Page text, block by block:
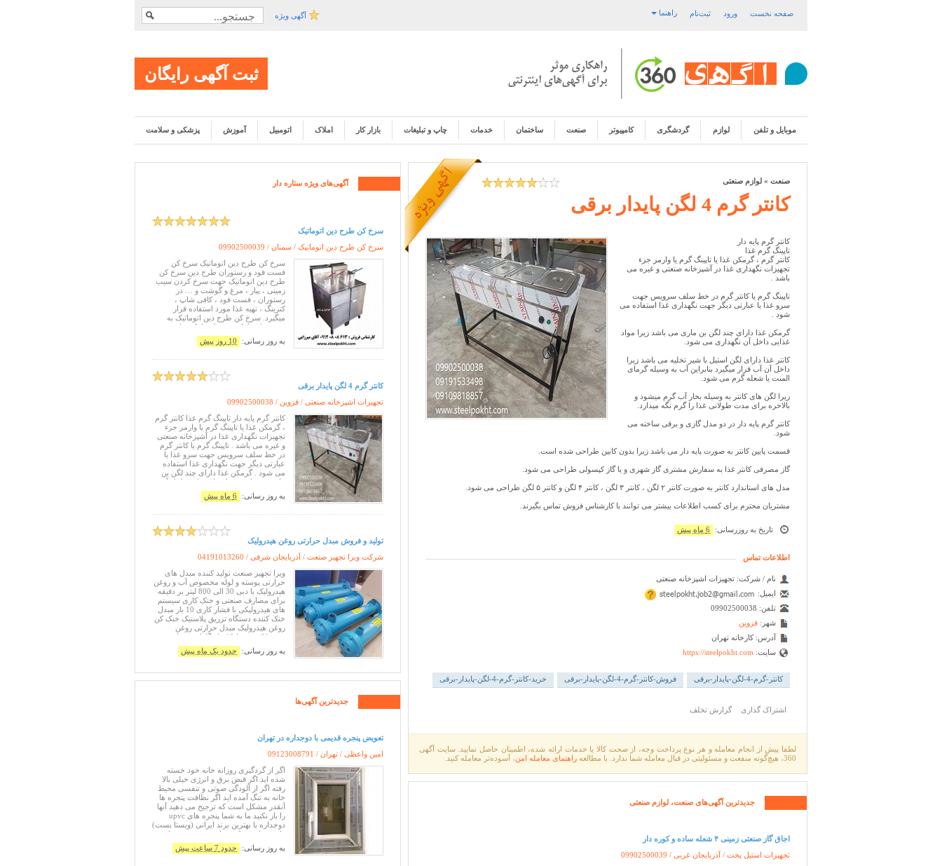
صفحه نخست ورود ثبت‌نام راهنما آگهی ویژه
ثبت آگهی رایگان
پزشکی و سلامت آموزش اتومبیل املاک بازار کار چاپ و تبلیغات خدمات ساختمان صنعت کامپیوتر گردشگری لوازم موبایل و تلفن
صنعت » لوازم صنعتی
کانتر گرم 4 لگن پایدار برقی
کانتر گرم پایه دار
تاپینگ گرم غذا
کانتر گرم ، گرمکن غذا یا تاپینگ گرم یا وارمر جزء
تجهیزات نگهداری غذا در آشپزخانه صنعتی و غیره می
باشد .
تاپینگ گرم یا کانتر گرم در خط سلف سرویس جهت
سرو غذا یا عبارتی دیگر جهت نگهداری غذا استفاده می
شود .
گرمکن غذا دارای چند لگن بن ماری می باشد زیرا مواد
غذایی داخل آن نگهداری می شود.
کانتر غذا دارای لگن استیل با شیر تخلیه می باشد زیرا
داخل آن آب قرار میگیرد بنابراین آب به وسیله گرمای
المنت یا شعله گرم می شود.
زیرا لگن های کانتر به وسیله بخار آب گرم میشود و
بالاخره برای مدت طولانی غذا را گرم نگه میدارد.
کانتر گرم پایه دار در دو مدل گازی و برقی ساخته می
شود.
قسمت پایین کانتر به صورت پایه دار می باشد زیرا بدون کابین طراحی شده است.
گاز مصرفی کانتر غذا به سفارش مشتری گاز شهری و یا گاز کپسولی طراحی می شود.
مدل های استاندارد کانتر به صورت کانتر ۲ لگن ، کانتر ۳ لگن ، کانتر ۴ لگن و کانتر ۵ لگن طراحی می شود.
مشتریان محترم برای کسب اطلاعات بیشتر می توانند با کارشناس فروش تماس بگیرند.
تاریخ به روزرسانی: 6 ماه پیش
اطلاعات تماس
نام / شرکت: تجهیزات اشپزخانه صنعتی
ایمیل:
تلفن: 09902500038
شهر: قزوین
آدرس:کارخانه تهران
سایت: https://steelpokht.com
کانتر-گرم-4-لگن-پایدار-برقی فروش-کانتر-گرم-4-لگن-پایدار-برقی خرید-کانتر-گرم-4-لگن-پایدار-برقی
اشتراک گذاری گزارش تخلف
لطفا پیش از انجام معامله و هر نوع پرداخت وجه، از صحت کالا یا خدمات ارائه شده، اطمینان حاصل نمایید. سایت آگهی
360، هیچ‌گونه منفعت و مسئولیتی در قبال معامله شما ندارد. با مطالعه
راهنمای معامله امن، آسوده‌تر معامله کنید.
جدیدترین آگهی‌های صنعت، لوازم صنعتی
اجاق گاز صنعتی زمینی ۴ شعله ساده و کوره دار
تجهیزات استیل پخت / آذربایجان غربی / 09902500039
آگهی‌های ویژه ستاره دار
سرخ کن طرح دین اتوماتیک
سرخ کن طرح دین اتوماتیک / سمنان / 09902500039
سرخ کن طرح دین اتوماتیک سرخ کن
فست فود و رستوران طرح دین سرخ کن
طرح دین اتوماتیک جهت سرخ کردن سیب
زمینی ، پیاز ، مرغ و گوشت و … در
رستوران ، فست فود ، کافی شاپ ،
کترینگ ، تهیه غذا مورد استفاده قرار
میگیرد. سرخ کن طرح دین اتوماتیک به
صورت اتوماتیک و غیر اتوماتیک ساخته می
شود. سرخ کن طرح دین اتوماتیک دارای
یک مخزن روغن ۱۸ تا ۲۰ لیتری می باشد.
به روز رسانی: 10 روز پیش
کانتر گرم 4 لگن پایدار برقی
تجهیزات اشپزخانه صنعتی / قزوین / 09902500038
کانتر گرم پایه دار تاپینگ گرم غذا کانتر گرم
، گرمکن غذا یا تاپینگ گرم یا وارمر جزء
تجهیزات نگهداری غذا در آشپزخانه صنعتی
و غیره می باشد . تاپینگ گرم یا کانتر گرم
در خط سلف سرویس جهت سرو غذا یا
عبارتی دیگر جهت نگهداری غذا استفاده
می شود . گرمکن غذا دارای چند لگن بن
ماری می باشد زیرا مواد غذایی داخل آن
نگهداری می شود. کانتر غذا دارای لگن
استیل با شیر تخلیه می باشد زیرا داخل آن
به روز رسانی: 6 ماه پیش
تولید و فروش مبدل حرارتی روغن هیدرولیک
شرکت ویرا تجهیز صنعت / آذربایجان شرقی / 04191013260
ویرا تجهیز صنعت تولید کننده مبدل های
حرارتی پوسته و لوله مخصوص آب و روغن
هیدرولیک با دبی 30 الی 800 لیتر بر دقیقه
برای مصارف صنعتی و خنک کاری سیستم
های هیدرولیکی با فشار کاری 10 بار مبدل
خنک کننده دستگاه تزریق پلاستیک خنک کن
روغن هیدرولیک مبدل حرارتی روغن
هیدرولیک و ... با 12 ماه گارانتی. برای
دریافت مشاوره رایگان و دریافت قیمت
تماس بگیرید
به روز رسانی: حدود یک ماه پیش
جدیدترین آگهی‌ها
تعویض پنجره قدیمی با دوجداره در تهران
امین واعظی / تهران / 09123008791
اگر از گردگیری روزانه خانه خود خسته
شده اید اگر قبض برق و انرژی خیلی بالا
رفته اگر از آلودگی صوتی و تنفسی محیط
خانه به تنگ آمده اید اگر نظافت پنجره ها
آنقدر مشکل است که ترجیح می دهید آنها
را باز نکنید ما به شما پنجره های upvc
دوجداره با بهترین برند ایرانی (ویستا بست)
را پیشنهاد می کنیم. با تعویض پنجره های
قدیمی بدون تخریب در اسرع وقت و با
بهترین کیفیت با تضمین ده ساله (بدون
به روز رسانی: حدود 7 ساعت پیش